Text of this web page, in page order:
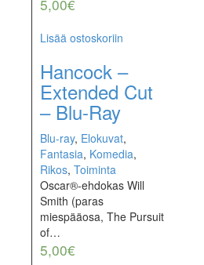
5,00€
Lisää ostoskoriin
Hancock –
Extended Cut
– Blu-Ray
Blu-ray, Elokuvat,
Fantasia, Komedia,
Rikos, Toiminta
Oscar®-ehdokas Will
Smith (paras
miespääosa, The Pursuit
of…
5,00€